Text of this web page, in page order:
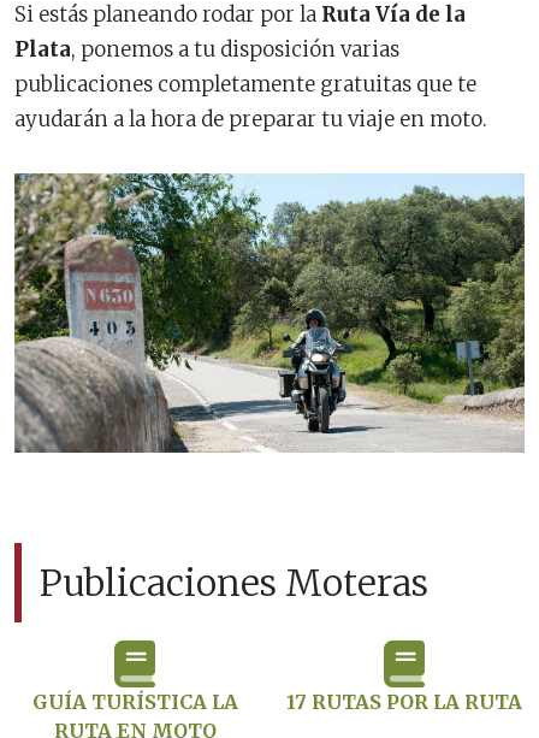
Si estás planeando rodar por la Ruta Vía de la
Plata, ponemos a tu disposición varias
publicaciones completamente gratuitas que te
ayudarán a la hora de preparar tu viaje en moto.
Publicaciones Moteras
GUÍA TURÍSTICA LA
RUTA EN MOTO
17 RUTAS POR LA RUTA